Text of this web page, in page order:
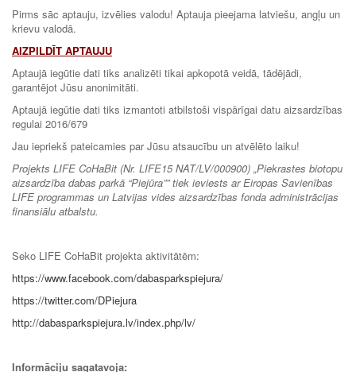
Pirms sāc aptauju, izvēlies valodu! Aptauja pieejama latviešu, angļu un
krievu valodā.
AIZPILDĪT APTAUJU
Aptaujā iegūtie dati tiks analizēti tikai apkopotā veidā, tādējādi,
garantējot Jūsu anonimitāti.
Aptaujā iegūtie dati tiks izmantoti atbilstoši vispārīgai datu aizsardzības
regulai 2016/679
Jau iepriekš pateicamies par Jūsu atsaucību un atvēlēto laiku!
Projekts LIFE CoHaBit (Nr. LIFE15 NAT/LV/000900) „Piekrastes biotopu
aizsardzība dabas parkā “Piejūra”” tiek ieviests ar Eiropas Savienības
LIFE programmas un Latvijas vides aizsardzības fonda administrācijas
finansiālu atbalstu.
Seko LIFE CoHaBit projekta aktivitātēm:
https://www.facebook.com/dabasparkspiejura/
https://twitter.com/DPiejura
http://dabasparkspiejura.lv/index.php/lv/
Informāciju sagatavoja: